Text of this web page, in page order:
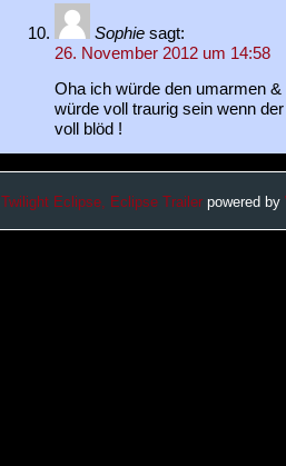
Sophie sagt:
26. November 2012 um 14:58
Oha ich würde den umarmen
würde voll traurig sein wenn
voll blöd !
Twilight Eclipse, Eclipse Trailer powered by